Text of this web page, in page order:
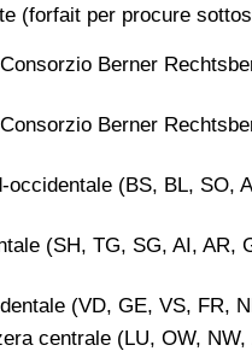
(forfait per procure
Berner
Berner
occidentale (BS, BL, SO,
(SH, TG, SG, AI,
(VD, GE, VS, FR,
centrale (LU, OW,